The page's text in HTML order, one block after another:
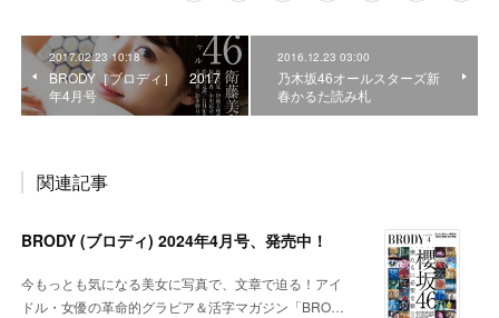
2017.02.23 10:18
BRODY［ブロディ］ 2017
年4月号
2016.12.23 03:00
乃木坂46オールスターズ新
春かるた読み札
関連記事
BRODY (ブロディ) 2024年4月号、発売中！
今もっとも気になる美女に写真で、文章で迫る！アイ
ドル・女優の革命的グラビア＆活字マガジン「BRO…